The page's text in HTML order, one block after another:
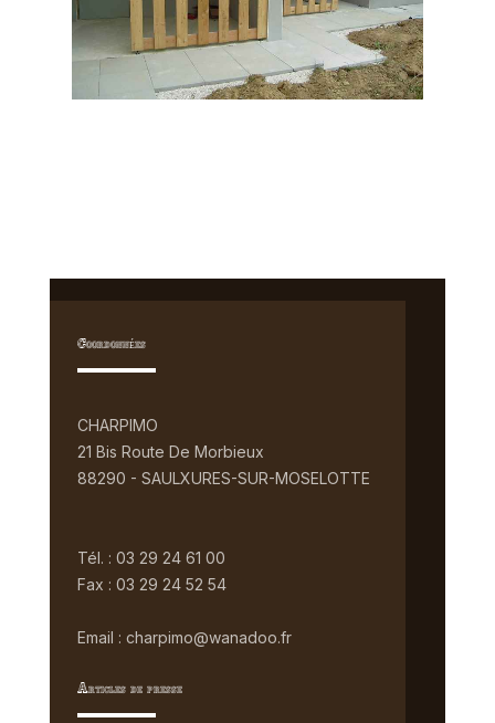
Coordonnées
CHARPIMO
21 Bis Route De Morbieux
88290 - SAULXURES-SUR-MOSELOTTE
Tél. : 03 29 24 61 00
Fax : 03 29 24 52 54
Email : charpimo@wanadoo.fr
Articles de presse